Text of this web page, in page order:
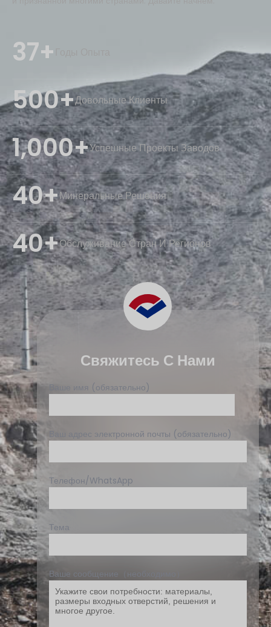
37+
500+Довольные Клиенты
1,000+Успешные Проекты Заводов
40+Минеральные Решения
40+Обслуживание Стран И Регионов
Свяжитесь С Нами
Ваше имя (обязательно)
Ваш адрес электронной почты (обязательно)
Телефон/WhatsApp
Тема
Ваше сообщение（необходимо）